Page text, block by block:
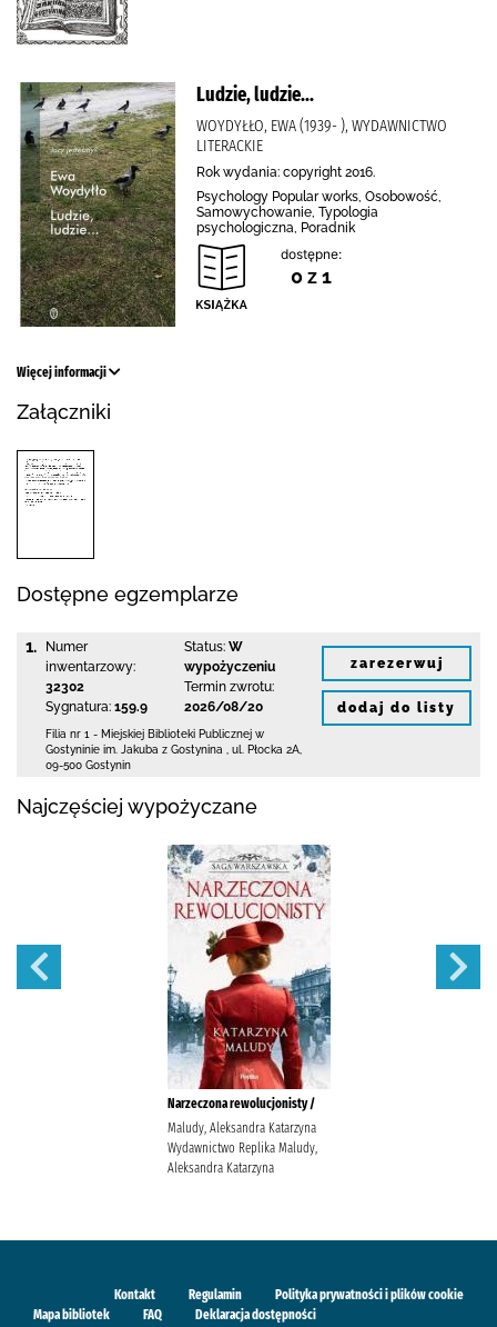
Ludzie, ludzie...
WOYDYŁŁO, EWA (1939- ), WYDAWNICTWO
LITERACKIE
Rok wydania: copyright 2016.
Psychology Popular works, Osobowość,
Samowychowanie, Typologia
psychologiczna, Poradnik
dostępne:
0 z 1
Więcej informacji
Załączniki
Dostępne egzemplarze
1.
Numer
inwentarzowy:
32302
Sygnatura: 159.9
Status: W
wypożyczeniu
Termin zwrotu:
2026/08/20
Filia nr 1 - Miejskiej Biblioteki Publicznej w
Gostyninie im. Jakuba z Gostynina , ul. Płocka 2A,
09-500 Gostynin
zarezerwuj
dodaj do listy
Najczęściej wypożyczane
Narzeczona rewolucjonisty /
Maludy, Aleksandra Katarzyna
Wydawnictwo Replika Maludy,
Aleksandra Katarzyna
Kontakt Regulamin
Polityka prywatności i plików cookie
Mapa bibliotek
FAQ Deklaracja dostępności